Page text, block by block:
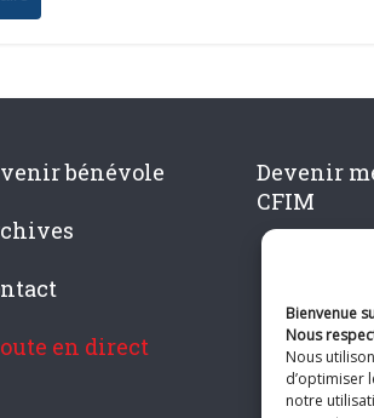
Bienvenue
Nous
Nous
d’optimiser
notre
bénévole
en direct
Devenir
CFIM